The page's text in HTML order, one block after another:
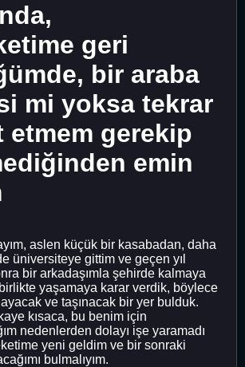
geri
bir araba
mi yoksa tekrar
etmem gerekip
emin
aslen küçük bir kasabadan, daha
üniversiteye gittim ve geçen yıl
bir arkadaşımla şehirde kalmaya
yaşamaya karar verdik, böylece
ve taşınacak bir yer bulduk.
kısaca, bu benim için
nedenlerden dolayı işe yaramadı
yeni geldim ve bir sonraki
bulmalıyım.